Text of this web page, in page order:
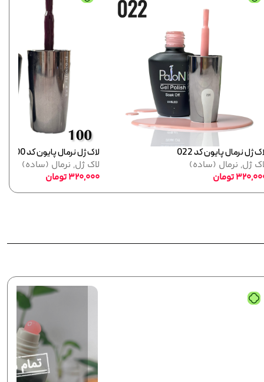
اسنونود 07
لاک ژل
لاک ژل
لاک ژل